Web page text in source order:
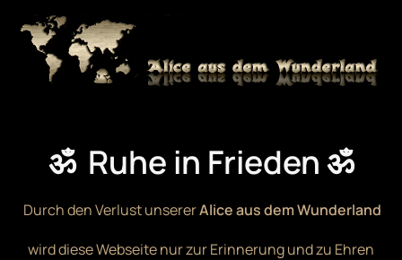
Zum Hauptinhalt springen
ॐ Ruhe in Frieden ॐ
Durch den Verlust unsererAlice aus dem Wunderland
wird diese Webseite nur zur Erinnerung und zu Ehren